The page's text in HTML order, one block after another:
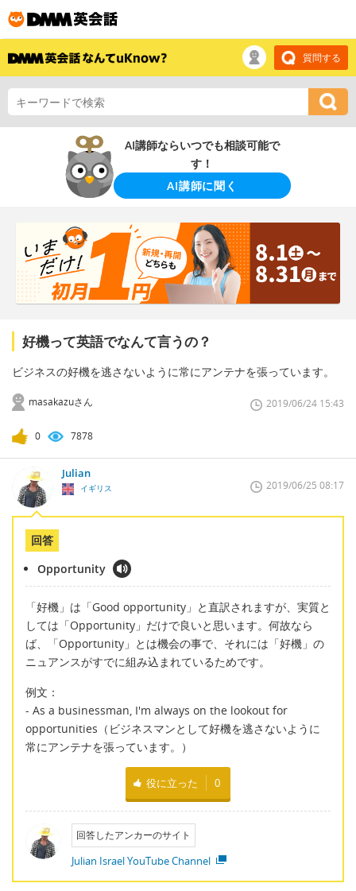
質問する
AI講師ならいつでも相談可能で
す！
AI講師に聞く
好機って英語でなんて言うの？
ビジネスの好機を逃さないように常にアンテナを張っています。
masakazuさん 2019/06/24 15:43
0 7878
Julian
イギリス 2019/06/25 08:17
回答
Opportunity
「好機」は「Good opportunity」と直訳されますが、実質と
しては「Opportunity」だけで良いと思います。何故なら
ば、「Opportunity」とは機会の事で、それには「好機」の
ニュアンスがすでに組み込まれているためです。
例文：
- As a businessman, I'm always on the lookout for
opportunities（ビジネスマンとして好機を逃さないように
常にアンテナを張っています。）
役に立った 0
回答したアンカーのサイト
Julian Israel YouTube Channel